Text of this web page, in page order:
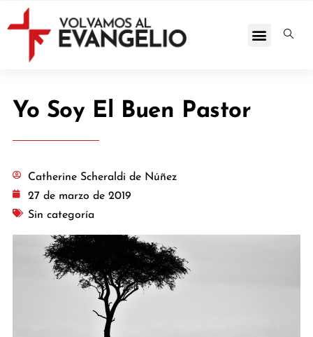
Yo Soy El Buen Pastor
Catherine Scheraldi de Núñez
27 de marzo de 2019
Sin categoría